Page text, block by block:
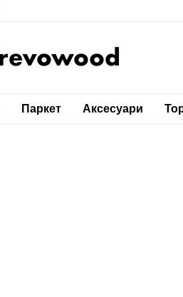
Паркет Аксесуари